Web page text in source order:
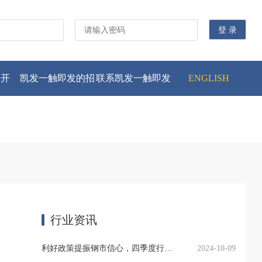
凯发一触即发的招联系凯发一触即发 ENGLISH
行业资讯
利好政策提振钢市信心，四季度行业需求或小幅上升 2024-10-09